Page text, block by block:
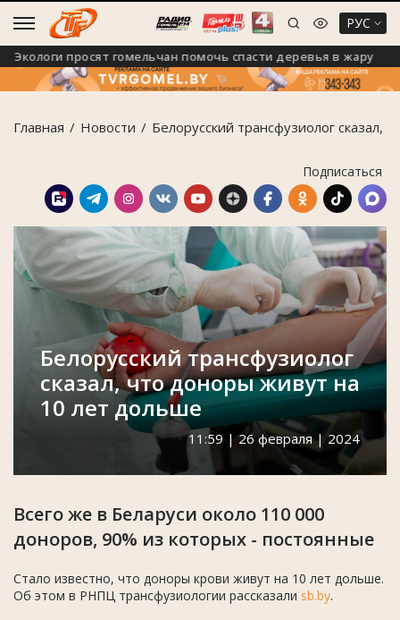
РУС
просят гомельчан помочь спасти деревья в жару
Главная Новости Белорусский трансфузиолог
Подписаться
Белорусский трансфузиолог
сказал, что доноры живут на
10 лет дольше
11:59 | 26 февраля | 2024
Всего же в Беларуси около 110 000
доноров, 90% из которых - постоянные
Стало известно, что доноры крови живут на 10 лет дольше.
Об этом в РНПЦ трансфузиологии рассказали sb.by.